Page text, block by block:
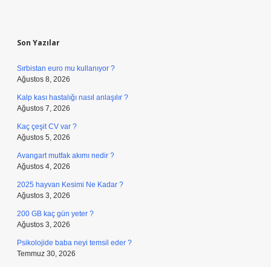
Son Yazılar
Sırbistan euro mu kullanıyor ?
Ağustos 8, 2026
Kalp kası hastalığı nasıl anlaşılır ?
Ağustos 7, 2026
Kaç çeşit CV var ?
Ağustos 5, 2026
Avangart mutfak akımı nedir ?
Ağustos 4, 2026
2025 hayvan Kesimi Ne Kadar ?
Ağustos 3, 2026
200 GB kaç gün yeter ?
Ağustos 3, 2026
Psikolojide baba neyi temsil eder ?
Temmuz 30, 2026